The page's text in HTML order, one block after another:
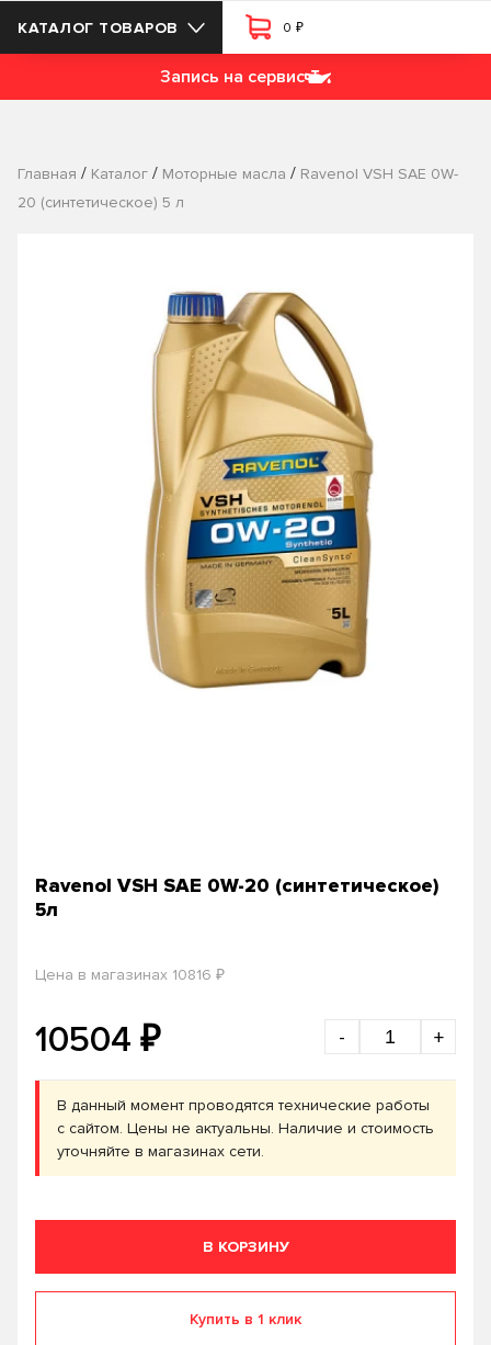
КАТАЛОГ ТОВАРОВ 0 ₽
Запись на сервис
Главная / Каталог / Моторные масла / Ravenol VSH SAE 0W-
20 (синтетическое) 5 л
Ravenol VSH SAE 0W-20 (синтетическое)
5л
Цена в магазинах 10816 ₽
10504 ₽ - +
В данный момент проводятся технические работы
с сайтом. Цены не актуальны. Наличие и стоимость
уточняйте в магазинах сети.
В КОРЗИНУ
Купить в 1 клик